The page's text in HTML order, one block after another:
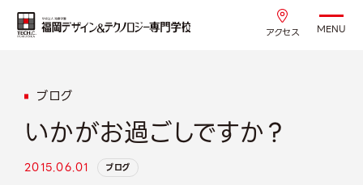
アクセス MENU
ブログ
いかがお過ごしですか？
2015.06.01 ブログ